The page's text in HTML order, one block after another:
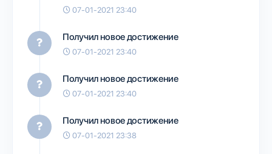
07-01-2021 23:40
Получил новое достижение
07-01-2021 23:40
Получил новое достижение
07-01-2021 23:40
Получил новое достижение
07-01-2021 23:38